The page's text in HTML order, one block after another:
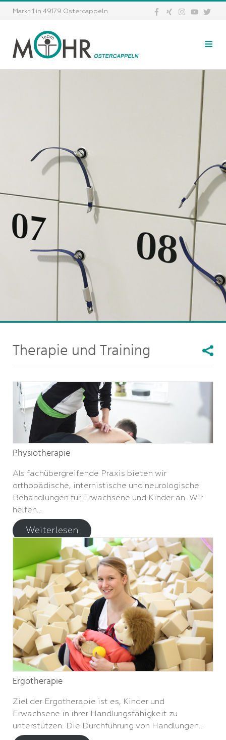
Markt 1 in 49179 Ostercappeln
≡
Therapie und Training
Physiotherapie
Als fachübergreifende Praxis bieten wir
orthopädische, internistische und neurologische
Behandlungen für Erwachsene und Kinder an. Wir
helfen…
Weiterlesen
Ergotherapie
Ziel der Ergotherapie ist es, Kinder und
Erwachsene in ihrer Handlungsfähigkeit zu
unterstützen. Die Durchführung von Handlungen…